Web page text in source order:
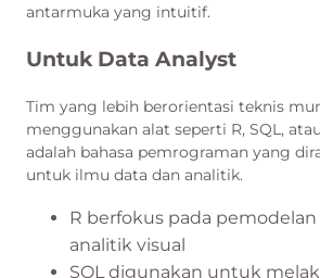
antarmuka yang intuitif.
Untuk Data Analyst
Tim yang lebih berorientasi teknis
menggunakan alat seperti R, SQL,
adalah bahasa pemrograman yang
untuk ilmu data dan analitik.
R berfokus pada
analitik visual
SQL digunakan untuk